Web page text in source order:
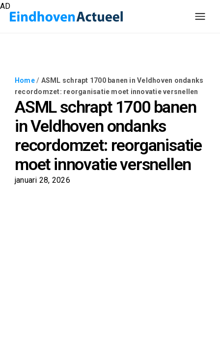
Home/ ASML schrapt 1700 banen in Veldhoven ondanks
recordomzet: reorganisatie moet innovatie versnellen
ASML schrapt 1700 banen
in Veldhoven ondanks
recordomzet: reorganisatie
moet innovatie versnellen
januari 28, 2026
AD